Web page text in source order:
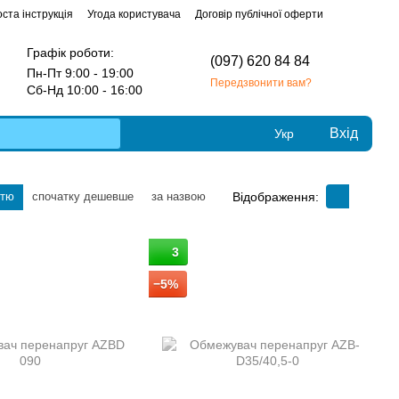
інструкція Угода користувача Договір публічної оферти
Графік роботи:
Пн-Пт 9:00 - 19:00
Сб-Нд 10:00 - 16:00
(097) 620 84 84
Передзвонити вам?
Укр Вхід
спочатку дешевше за назвою Відображення:
3
−5%